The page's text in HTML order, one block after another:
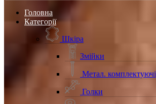
Головна
Категорії
Шкіра
Змійки
Метал. комплектуючі
Голки